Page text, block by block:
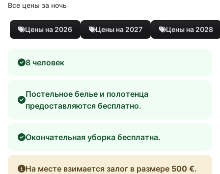
Все цены за ночь
Цены на 2026 Цены на 2027 Цены на 2028
8 человек
Постельное белье и полотенца
предоставляются бесплатно.
Окончательная уборка бесплатна.
На месте взимается залог в размере 500 €.